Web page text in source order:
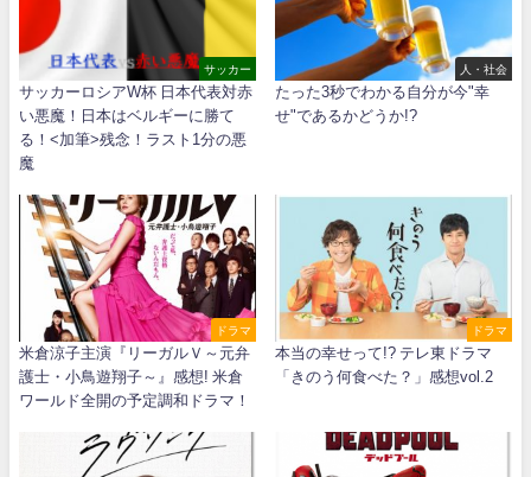
サッカー
サッカーロシアW杯 日本代表対赤
い悪魔！日本はベルギーに勝て
る！<加筆>残念！ラスト1分の悪
魔
人・社会
たった3秒でわかる自分が今"幸
せ"であるかどうか!?
ドラマ
米倉涼子主演『リーガルＶ～元弁
護士・小鳥遊翔子～』感想! 米倉
ワールド全開の予定調和ドラマ！
ドラマ
本当の幸せって!? テレ東ドラマ
「きのう何食べた？」感想vol.2